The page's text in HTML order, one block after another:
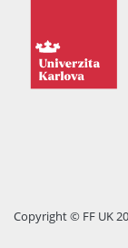
Copyright © FF UK